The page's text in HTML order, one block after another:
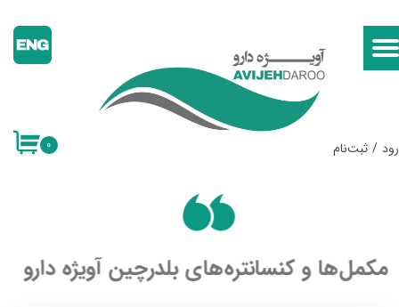
۰ / ثبت‌نام
حساب کاربری من
تغییر گذر واژه
مکمل‌ها و کنسانتره‌های بلدرچین آویژه دارو